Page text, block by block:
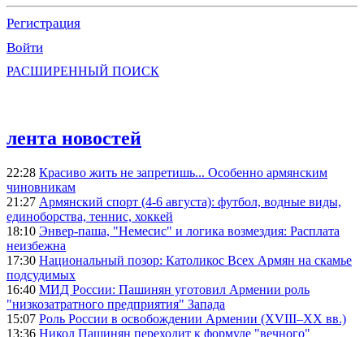
Регистрация
Войти
РАСШИРЕННЫЙ ПОИСК
лента новостей
22:28 Красиво жить не запретишь... Особенно армянским
чиновникам
21:27 Армянский спорт (4-6 августа): футбол, водные виды,
единоборства, теннис, хоккей
18:10 Энвер-паша, "Немесис" и логика возмездия: Расплата
неизбежна
17:30 Национальный позор: Католикос Всех Армян на скамье
подсудимых
16:40 МИД России: Пашинян уготовил Армении роль
"низкозатратного предприятия" Запада
15:07 Роль России в освобождении Армении (XVIII–XX вв.)
13:36 Никол Пашинян переходит к формуле "вечного"